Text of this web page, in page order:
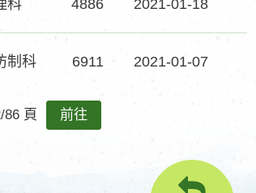
科 4886 2021-01-18
制科 6911 2021-01-07
86 頁
往